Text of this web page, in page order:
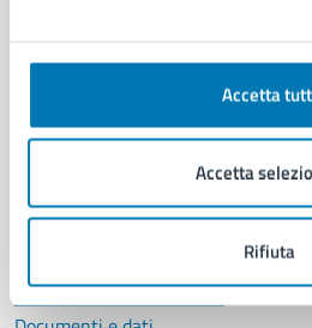
Accetta
Accetta
Rifiuta
Aree amministrative
Uffici
Personale amministrativo